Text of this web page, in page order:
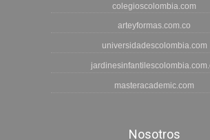
colegioscolombia.com
arteyformas.com.co
universidadescolombia.com
masteracademic.com
Nosotros